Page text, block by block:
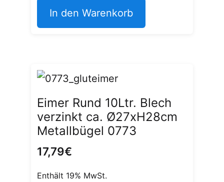
In den Warenkorb
Eimer Rund 10Ltr. Blech
verzinkt ca. Ø27xH28cm
Metallbügel 0773
17,79€
Enthält 19% MwSt.